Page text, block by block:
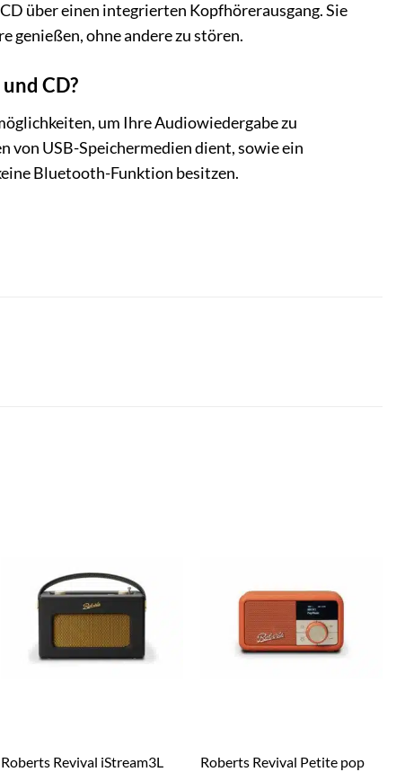
über einen integrierten Kopfhörerausgang. Sie
genießen, ohne andere zu stören.
CD?
um Ihre Audiowiedergabe zu
von USB-Speichermedien dient, sowie ein
Bluetooth-Funktion besitzen.
Roberts Revival iStream3L
Roberts Revival Petite pop